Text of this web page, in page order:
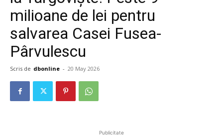
milioane de lei pentru
salvarea Casei Fusea-
Pârvulescu
Scris de dbonline - 20 May 2026
Publicitate